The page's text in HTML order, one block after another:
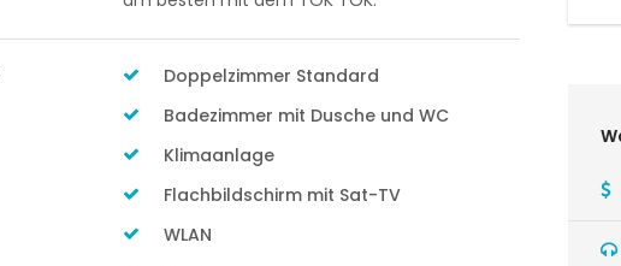
Doppelzimmer Standard
Badezimmer mit Dusche und WC
Klimaanlage
Flachbildschirm mit Sat-TV
WLAN